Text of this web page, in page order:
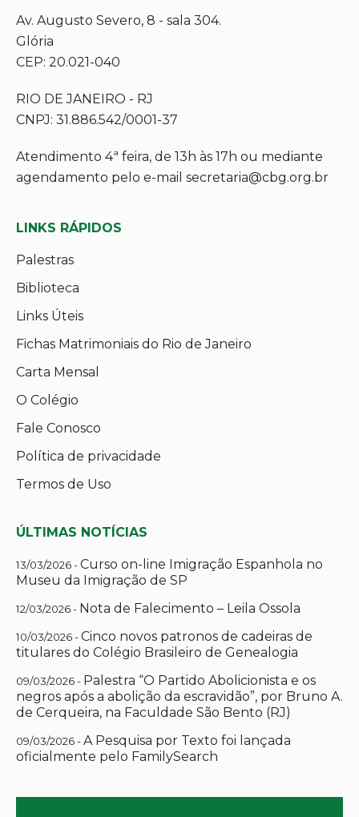
Av. Augusto Severo, 8 - sala 304.
Glória
CEP: 20.021-040
RIO DE JANEIRO - RJ
CNPJ: 31.886.542/0001-37
Atendimento 4ª feira, de 13h às 17h ou mediante
agendamento pelo e-mail secretaria@cbg.org.br
LINKS RÁPIDOS
Palestras
Biblioteca
Links Úteis
Fichas Matrimoniais do Rio de Janeiro
Carta Mensal
O Colégio
Fale Conosco
Política de privacidade
Termos de Uso
ÚLTIMAS NOTÍCIAS
13/03/2026 -Curso on-line Imigração Espanhola no
Museu da Imigração de SP
12/03/2026 - Nota de Falecimento – Leila Ossola
10/03/2026 -Cinco novos patronos de cadeiras de
titulares do Colégio Brasileiro de Genealogia
09/03/2026 - Palestra “O Partido Abolicionista e os
negros após a abolição da escravidão”, por Bruno A.
de Cerqueira, na Faculdade São Bento (RJ)
09/03/2026 -A Pesquisa por Texto foi lançada
oficialmente pelo FamilySearch